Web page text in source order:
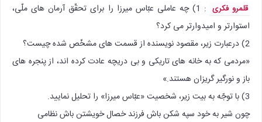
قلمرو فکری
: 1) چه عاملی عبّاس میرزا را برای تحقّق آرمان های ملّی،
استوارتر و امیدوارتر می كرد؟
2) درعبارت زیر، مقصود نویسنده از قسمت های مشخّص شده چیست؟
«مردمی كه به خانه های تاریكی و بی دریچه عادت كرده اند، از پنجره های
باز و نورگیر گریزان هستند.»
3) با توجّه به بیت زیر، شخصیت «عبّاس میرزا» را تحلیل نمایید.
چون شیر به خود سپه شكن باش فرزند خصال خویشتن باش نظامی